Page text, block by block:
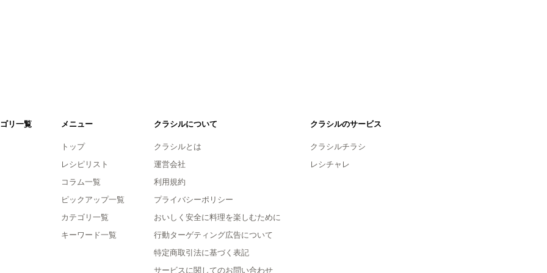
リ一覧 メニュー
トップ
レシピリスト
コラム一覧
ピックアップ一覧
カテゴリ一覧
キーワード一覧
クラシルについて
クラシルとは
運営会社
利用規約
プライバシーポリシー
おいしく安全に料理を楽しむために
行動ターゲティング広告について
特定商取引法に基づく表記
サービスに関してのお問い合わせ
クラシルのサービス
クラシルチラシ
レシチャレ